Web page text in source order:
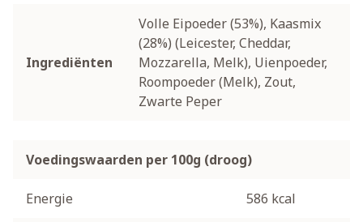
Ingrediënten
Volle Eipoeder (53%), Kaasmix
(28%) (Leicester, Cheddar,
Mozzarella, Melk), Uienpoeder,
Roompoeder (Melk), Zout,
Zwarte Peper
Voedingswaarden per 100g (droog)
Energie 586 kcal